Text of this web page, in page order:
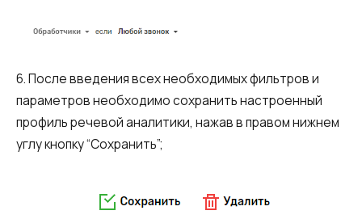
6. После введения всех необходимых фильтров и
параметров необходимо сохранить настроенный
профиль речевой аналитики, нажав в правом нижнем
углу кнопку “Сохранить”;